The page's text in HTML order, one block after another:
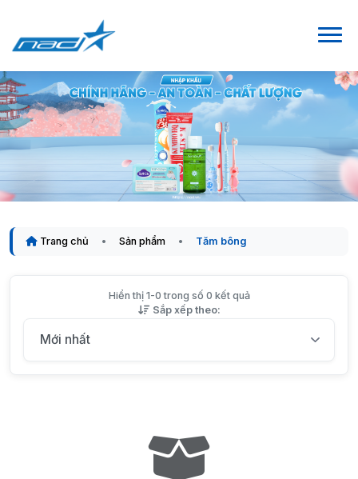
Trang chủ Sản phẩm Tăm bông
Hiển thị 1-0 trong số 0 kết quả
Sắp xếp theo: